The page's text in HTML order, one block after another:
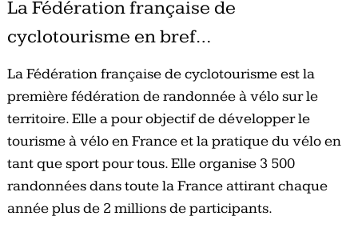
La Fédération française de
cyclotourisme en bref…
La Fédération française de cyclotourisme est la
première fédération de randonnée à vélo sur le
territoire. Elle a pour objectif de développer le
tourisme à vélo en France et la pratique du vélo en
tant que sport pour tous. Elle organise 3 500
randonnées dans toute la France attirant chaque
année plus de 2 millions de participants.